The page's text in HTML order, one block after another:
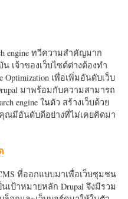
engine ทวีความสำคัญมาก
น เจ้าของเว็บไซต์ต่างต้องทำ
Optimization เพื่อเพิ่มอันดับเว็บ
มาพร้อมกับความสามารถ
engine ในตัว สร้างเว็บด้วย
ณมีอันดับดีอย่างที่ไม่เคยคิดมา
ที่ออกแบบมาเพื่อเว็บชุมชน
เป้าหมายหลัก Drupal จึงมีรวม